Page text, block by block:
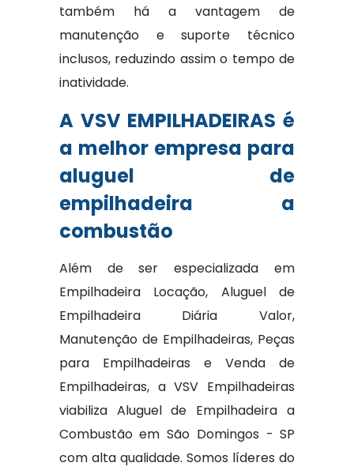
também há a vantagem de
manutenção e suporte técnico
inclusos, reduzindo assim o tempo de
inatividade.
A VSV EMPILHADEIRAS é
a melhor empresa para
aluguel de
empilhadeira a
combustão
Além de ser especializada em
Empilhadeira Locação, Aluguel de
Empilhadeira Diária Valor,
Manutenção de Empilhadeiras, Peças
para Empilhadeiras e Venda de
Empilhadeiras, a VSV Empilhadeiras
viabiliza Aluguel de Empilhadeira a
Combustão em São Domingos - SP
com alta qualidade. Somos líderes do